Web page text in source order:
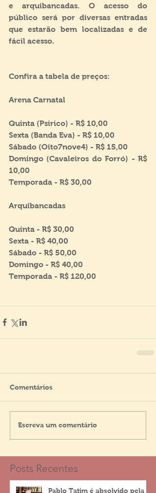
e arquibancadas. O acesso do
público será por diversas entradas
que estarão bem localizadas e de
fácil acesso.
Confira a tabela de preços:
Arena Carnatal
Quinta (Psirico) - R$ 10,00
Sexta (Banda Eva) - R$ 10,00
Sábado (Oito7nove4) - R$ 15,00
Domingo (Cavaleiros do Forró) - R$
10,00
Temporada - R$ 30,00
Arquibancadas
Quinta - R$ 30,00
Sexta - R$ 40,00
Sábado - R$ 50,00
Domingo - R$ 40,00
Temporada - R$ 120,00
Comentários
Escreva um comentário
Posts Recentes
Pablo Tatim é absolvido pela